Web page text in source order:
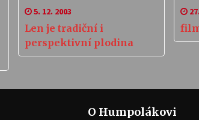
5. 12. 2003
Len je tradiční i
perspektivní plodina
O Humpolákovi